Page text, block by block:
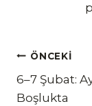
Yazı
ÖNCEKI
6–7 Şubat:
Boşlukta